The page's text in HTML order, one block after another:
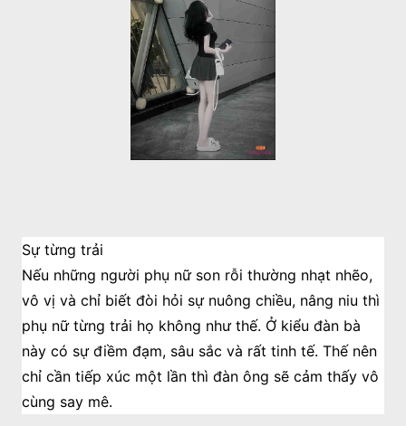
Sự từng trải
Nếu những người phụ nữ son rỗi thường nhạt nhẽo,
vô vị và chỉ biết đòi hỏi sự nuông chiều, nâng niu thì
phụ nữ từng trải họ không như thế. Ở kiểu đàn bà
này có sự điềm đạm, sâu sắc và rất tinh tế. Thế nên
chỉ cần tiếp xúc một lần thì đàn ông sẽ cảm thấy vô
cùng say mê.